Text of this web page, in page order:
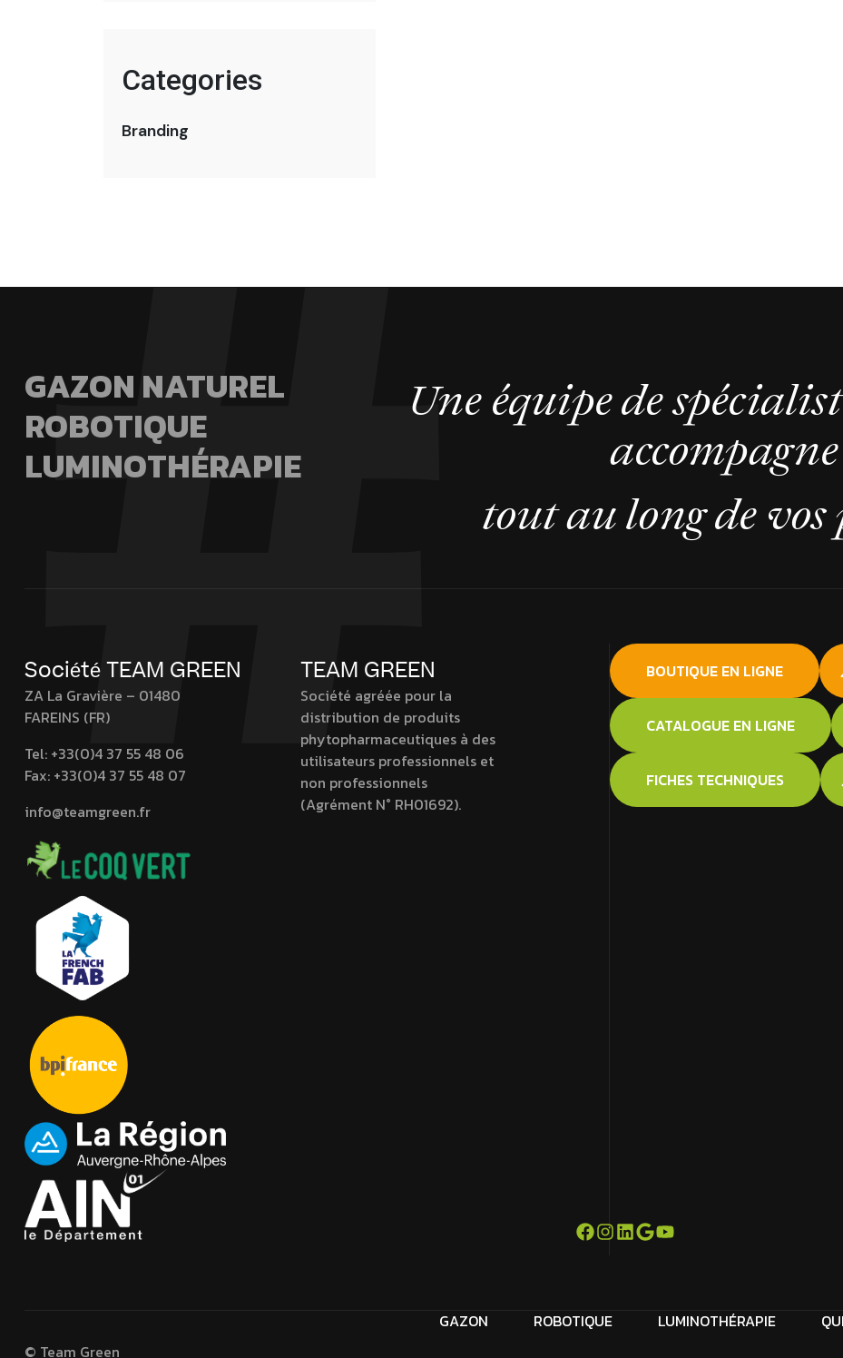
Categories
Branding
GAZON NATUREL
ROBOTIQUE
LUMINOTHÉRAPIE
Une équipe de
accompagne
tout au long de vos
Société TEAM GREEN
ZA La Gravière – 01480
FAREINS (FR)
Tel: +33(0)4 37 55 48 06
Fax: +33(0)4 37 55 48 07
info@teamgreen.fr
TEAM GREEN
Société agréée pour la
distribution de produits
phytopharmaceutiques à des
utilisateurs professionnels et
non professionnels
(Agrément N° RH01692).
BOUTIQUE EN LIGNE
CATALOGUE EN LIGNE
FICHES TECHNIQUES
GAZON ROBOTIQUE LUMINOTHÉRAPIE
© Team Green